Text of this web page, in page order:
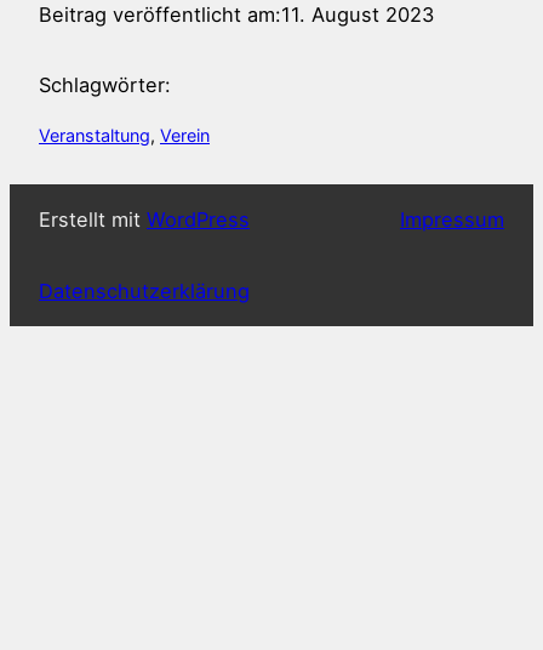
Beitrag veröffentlicht am:11. August 2023
Schlagwörter:
Veranstaltung, Verein
Erstellt mit WordPress Impressum
Datenschutzerklärung